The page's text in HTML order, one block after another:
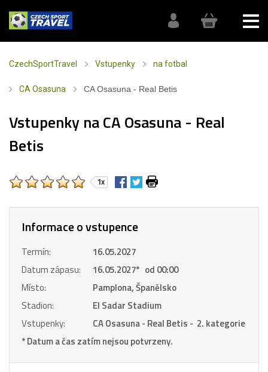
CzechSportTravel Vstupenky na fotbal
CA Osasuna CA Osasuna - Real Betis
Vstupenky na CA Osasuna - Real
Betis
1x
Informace o vstupence
Termín:
16.05.2027
Datum zápasu:
16.05.2027* od 00:00
Místo:
Pamplona, Španělsko
Stadion:
El Sadar Stadium
Vstupenky:
CA Osasuna - Real Betis - 2. kategorie
* Datum a čas zatím nejsou potvrzeny.